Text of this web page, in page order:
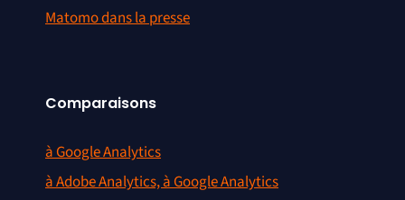
Matomo dans la presse
Comparaisons
à Google Analytics
à Adobe Analytics, à Google Analytics